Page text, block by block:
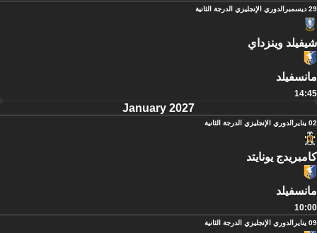
29 ديسمبر الدوري الإنجليزي الدرجة الثانية
شيفيلد وينزداي
مانسفيلد
14:45
January 2027
02 يناير الدوري الإنجليزي الدرجة الثانية
كامبريدج يونايتد
مانسفيلد
10:00
09 يناير الدوري الإنجليزي الدرجة الثانية